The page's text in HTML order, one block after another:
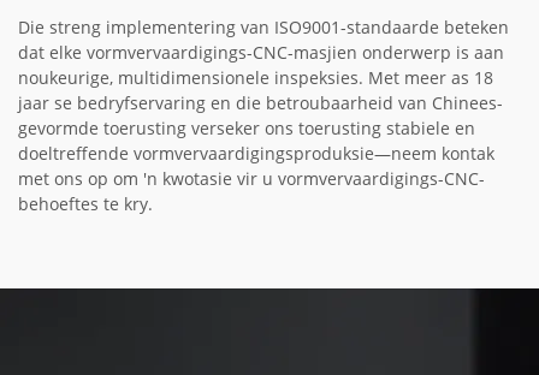
Die streng implementering van ISO9001-standaarde beteken
dat elke vormvervaardigings-CNC-masjien onderwerp is aan
noukeurige, multidimensionele inspeksies. Met meer as 18
jaar se bedryfservaring en die betroubaarheid van Chinees-
gevormde toerusting verseker ons toerusting stabiele en
doeltreffende vormvervaardigingsproduksie—neem kontak
met ons op om 'n kwotasie vir u vormvervaardigings-CNC-
behoeftes te kry.